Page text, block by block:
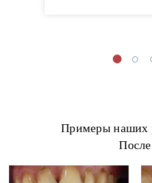
Примеры наших
После